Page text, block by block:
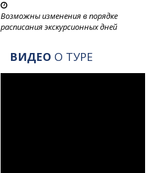
Возможны изменения в порядке
расписания экскурсионных дней
ВИДЕО О ТУРЕ